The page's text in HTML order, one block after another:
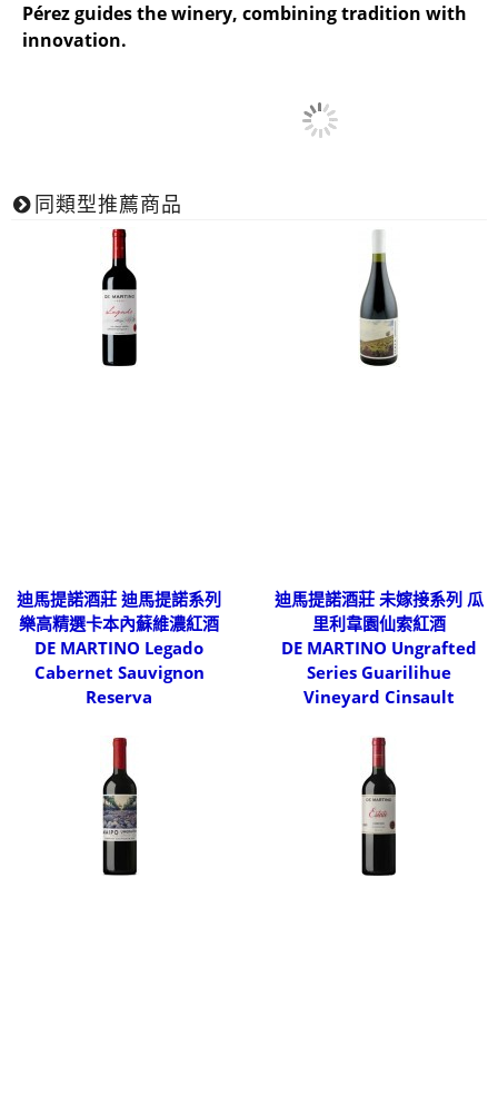
Pérez guides the winery, combining tradition with
innovation.
同類型推薦商品
迪馬提諾酒莊 迪馬提諾系列
樂高精選卡本內蘇維濃紅酒
DE MARTINO Legado
Cabernet Sauvignon
Reserva
迪馬提諾酒莊 未嫁接系列 瓜
里利韋園仙索紅酒
DE MARTINO Ungrafted
Series Guarilihue
Vineyard Cinsault